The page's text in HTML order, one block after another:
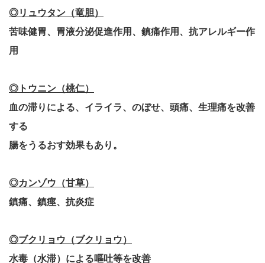
◎リュウタン（竜胆）
苦味健胃、胃液分泌促進作用、鎮痛作用、抗アレルギー作
用
◎トウニン（桃仁）
血の滞りによる、イライラ、のぼせ、頭痛、生理痛を改善
する
腸をうるおす効果もあり。
◎カンゾウ（甘草）
鎮痛、鎮痙、抗炎症
◎ブクリョウ（ブクリョウ）
水毒（水滞）による嘔吐等を改善